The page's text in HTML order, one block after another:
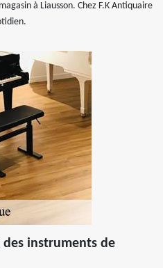
à Liausson. Chez F.K Antiquaire
instruments de